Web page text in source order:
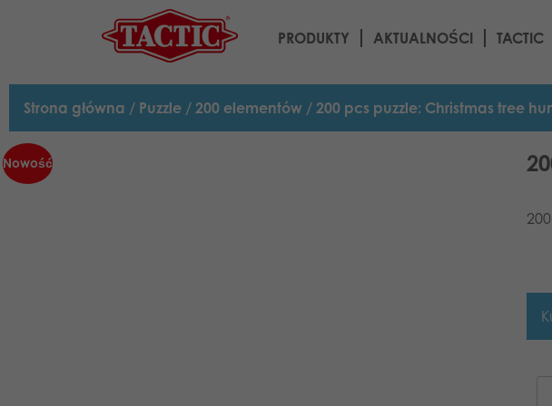
PRODUKTY AKTUALNOŚCI TACTIC
Strona główna / Puzzle / 200 elementów / 200 pcs puzzle: Christmas tree
Nowość